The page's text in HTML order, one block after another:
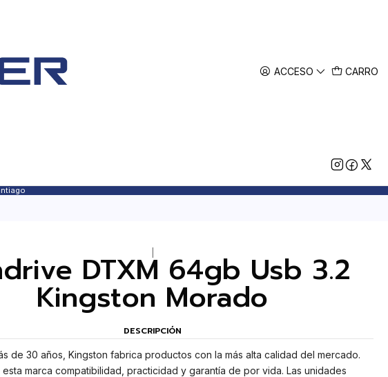
ACCESO CARRO
DTXM 64gb Usb 3.2
Kingston Morado
DESCRIPCIÓN
de 30 años, Kingston fabrica productos con la más alta calidad del mercado.
esta marca compatibilidad, practicidad y garantía de por vida. Las unidades